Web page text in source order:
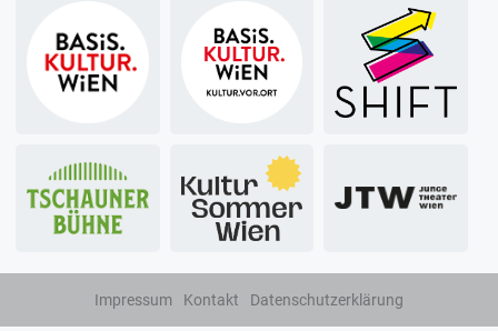
Impressum Kontakt Datenschutzerklärung